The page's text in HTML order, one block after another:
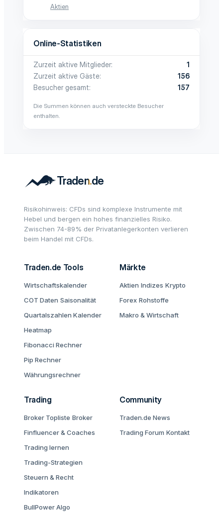
Aktien
Online-Statistiken
Zurzeit aktive Mitglieder
1
Zurzeit aktive Gäste
156
Besucher gesamt
157
Die Summen können auch versteckte Besucher
enthalten.
Risikohinweis: CFDs sind komplexe Instrumente mit
Hebel und bergen ein hohes finanzielles Risiko.
Zwischen 74-89% der Privatanlegerkonten verlieren
beim Handel mit CFDs.
Traden.de Tools
Wirtschaftskalender
COT Daten Saisonalität
Quartalszahlen Kalender
Heatmap
Fibonacci Rechner
Pip Rechner
Währungsrechner
Märkte
Aktien Indizes Krypto
Forex Rohstoffe
Makro & Wirtschaft
Trading
Broker Topliste Broker
Finfluencer & Coaches
Trading lernen
Trading-Strategien
Steuern & Recht
Indikatoren
BullPower Algo
Community
Traden.de News
Trading Forum Kontakt